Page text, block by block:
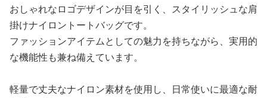
おしゃれなロゴデザインが目を引く、スタイリッシュな肩
掛けナイロントートバッグです。
ファッションアイテムとしての魅力を持ちながら、実用的
な機能性も兼ね備えています。
軽量で丈夫なナイロン素材を使用し、日常使いに最適な耐